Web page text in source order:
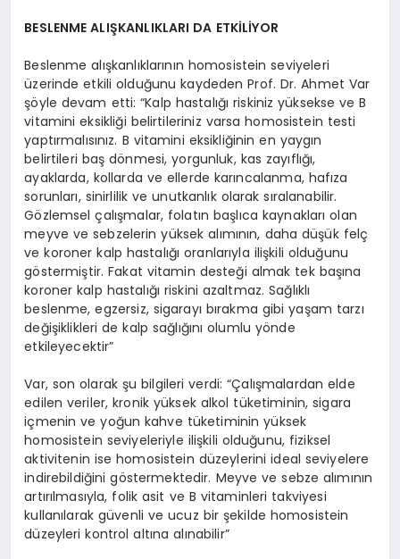
BESLENME ALIŞKANLIKLARI DA ETKİLİYOR
Beslenme alışkanlıklarının homosistein seviyeleri
üzerinde etkili olduğunu kaydeden Prof. Dr. Ahmet Var
şöyle devam etti: “Kalp hastalığı riskiniz yüksekse ve B
vitamini eksikliği belirtileriniz varsa homosistein testi
yaptırmalısınız. B vitamini eksikliğinin en yaygın
belirtileri baş dönmesi, yorgunluk, kas zayıflığı,
ayaklarda, kollarda ve ellerde karıncalanma, hafıza
sorunları, sinirlilik ve unutkanlık olarak sıralanabilir.
Gözlemsel çalışmalar, folatın başlıca kaynakları olan
meyve ve sebzelerin yüksek alımının, daha düşük felç
ve koroner kalp hastalığı oranlarıyla ilişkili olduğunu
göstermiştir. Fakat vitamin desteği almak tek başına
koroner kalp hastalığı riskini azaltmaz. Sağlıklı
beslenme, egzersiz, sigarayı bırakma gibi yaşam tarzı
değişiklikleri de kalp sağlığını olumlu yönde
etkileyecektir”
Var, son olarak şu bilgileri verdi: “Çalışmalardan elde
edilen veriler, kronik yüksek alkol tüketiminin, sigara
içmenin ve yoğun kahve tüketiminin yüksek
homosistein seviyeleriyle ilişkili olduğunu, fiziksel
aktivitenin ise homosistein düzeylerini ideal seviyelere
indirebildiğini göstermektedir. Meyve ve sebze alımının
artırılmasıyla, folik asit ve B vitaminleri takviyesi
kullanılarak güvenli ve ucuz bir şekilde homosistein
düzeyleri kontrol altına alınabilir”